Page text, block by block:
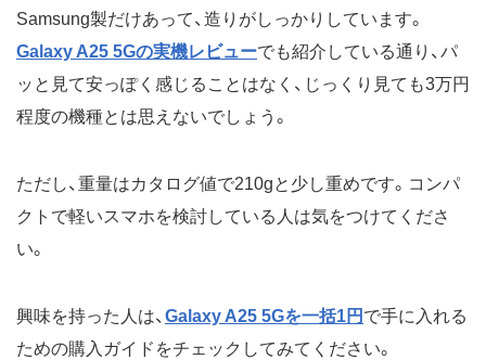
Samsung製だけあって、造りがしっかりしています。
Galaxy A25 5Gの実機レビューでも紹介している通り、パ
ッと見て安っぽく感じることはなく、じっくり見ても3万円
程度の機種とは思えないでしょう。
ただし、重量はカタログ値で210gと少し重めです。コンパ
クトで軽いスマホを検討している人は気をつけてくださ
い。
興味を持った人は、 Galaxy A25 5Gを一括1円 で手に入れる
ための購入ガイドをチェックしてみてください。